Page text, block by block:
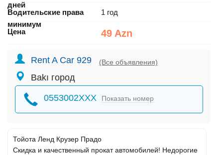
дней
Водительские права
минимум
1 год
Цена 49 Azn
Rent A Car 929 (Все объявления)
Bakı город
0553002XXX Показать номер
Тойота Ленд Крузер Прадо
Скидка и качественный прокат автомобилей! Недорогие